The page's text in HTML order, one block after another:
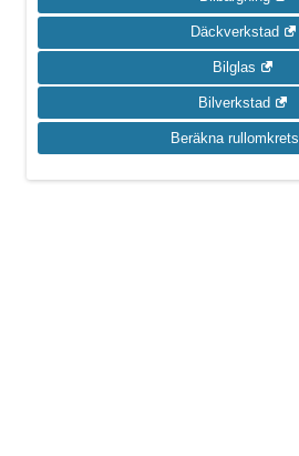
Däckverkstad
Bilglas
Bilverkstad
Beräkna rullomkrets